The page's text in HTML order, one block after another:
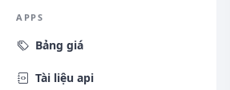
APPS
Bảng giá
Tài liệu api